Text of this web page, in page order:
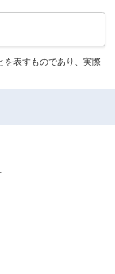
を表すものであり、実際